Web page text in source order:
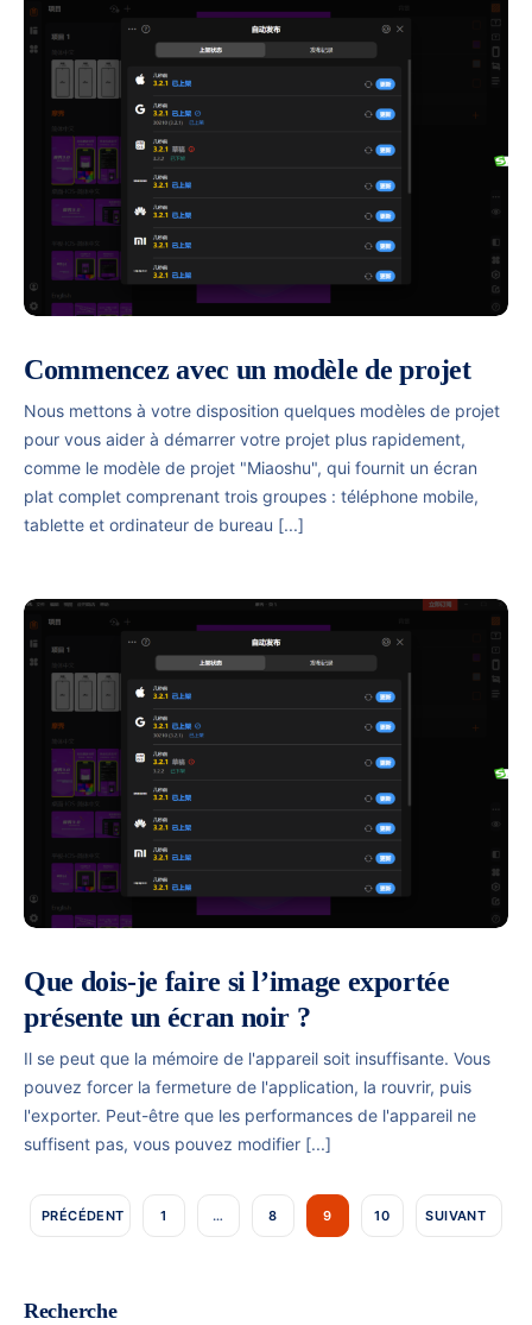
Commencez avec un modèle de projet
Nous mettons à votre disposition quelques modèles de projet
pour vous aider à démarrer votre projet plus rapidement,
comme le modèle de projet "Miaoshu", qui fournit un écran
plat complet comprenant trois groupes : téléphone mobile,
tablette et ordinateur de bureau [...]
Que dois-je faire si l’image exportée
présente un écran noir ?
Il se peut que la mémoire de l'appareil soit insuffisante. Vous
pouvez forcer la fermeture de l'application, la rouvrir, puis
l'exporter. Peut-être que les performances de l'appareil ne
suffisent pas, vous pouvez modifier [...]
PRÉCÉDENT 1 … 8 9 10 SUIVANT
Recherche